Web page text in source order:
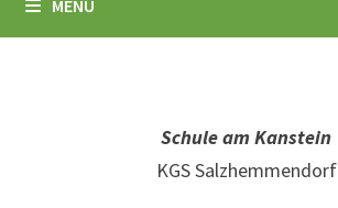
MENÜ
Schule am Kanstein
KGS Salzhemmendorf